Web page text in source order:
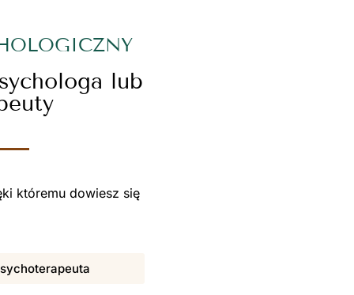
lub
któremu dowiesz się